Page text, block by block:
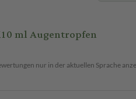
ml Augentropfen
nur in der aktuellen Sprache